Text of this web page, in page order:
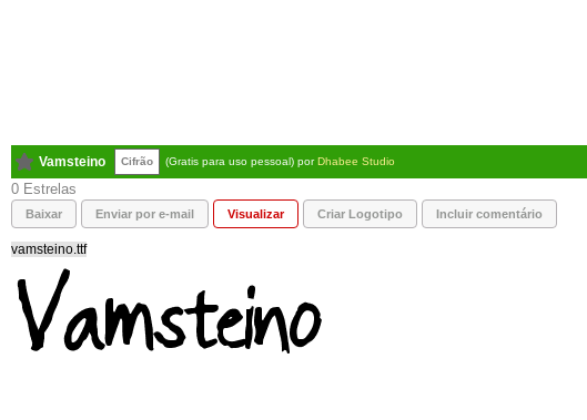
Vamsteino Cifrão (Gratis para uso pessoal) porDhabee Studio
0
Baixar Enviar por e-mail Visualizar Criar Logotipo Incluir comentário
vamsteino.ttf